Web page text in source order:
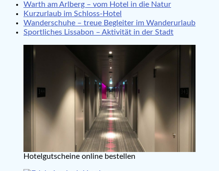
Warth am Arlberg – vom Hotel in die Natur
Kurzurlaub im Schloss-Hotel
Wanderschuhe – treue Begleiter im Wanderurlaub
Sportliches Lissabon – Aktivität in der Stadt
Hotelgutscheine online bestellen